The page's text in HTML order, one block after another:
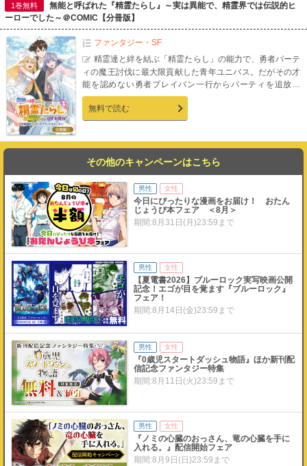
1巻無料
無能と呼ばれた『精霊たらし』～実は異能で、精霊界では伝説的ヒ
ーローでした～＠COMIC【分冊版】
ファンタジー・SF
精霊達と絆を結ぶ「精霊たらし」の能力で、勇者パーテ
ィの魔王討伐に最大限貢献した青年ユニバス。だがその才
能を認めない勇者ブレイバン一行からパーティを追放さ
れ、さらには職も失ってしまう。絶望するユニバスだった
が、勇者と精霊姫が結婚する「精霊婚」の会場で旧知の風
の精霊姫ティフォンと運命的な再会を果たして…？「小説
無料で読む
その他のキャンペーンはこちら
男性 女性
今日にぴったりな漫画をお届け！ おたん
じょうび本フェア ＜8月＞
期間:8月31日(月)23:59まで
男性 女性
【夏電書2026】ブルーロック実写映画公開
記念！エゴが目を覚ます『ブルーロック』
フェア！
期間:8月14日(金)23:59まで
男性 女性
『0歳児スタートダッシュ物語』ほか新刊配
信記念ファンタジー特集
期間:8月11日(火)23:59まで
男性 女性
『ノミの心臓のおっさん、竜の心臓を手に
入れる。』配信開始フェア
期間:8月9日(日)23:59まで